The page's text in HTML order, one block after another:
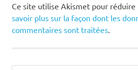
Ce site utilise Akismet pour réduire
savoir plus sur la façon dont les
commentaires sont traitées